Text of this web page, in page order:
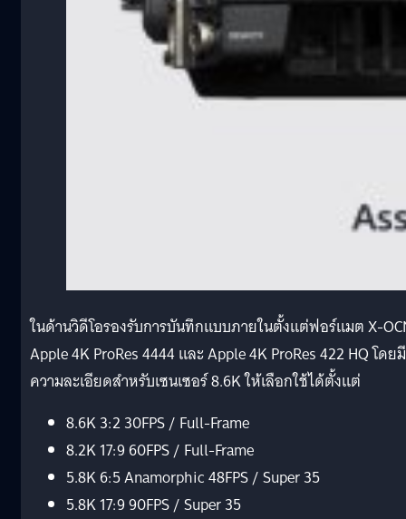
ในด้านวิดีโอรองรับการบันทึกแบบภายในตั้งแต่ฟอร์แมต X-
Apple 4K ProRes 4444 และ Apple 4K ProRes 422 HQ โดยมี
ความละเอียดสำหรับเซนเซอร์ 8.6K ให้เลือกใช้ได้ตั้งแต่
8.6K 3:2 30FPS / Full-Frame
8.2K 17:9 60FPS / Full-Frame
5.8K 6:5 Anamorphic 48FPS / Super 35
5.8K 17:9 90FPS / Super 35